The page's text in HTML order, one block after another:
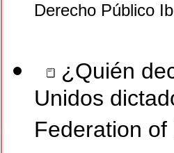
Derecho Público
¿Quién
Unidos
Federation